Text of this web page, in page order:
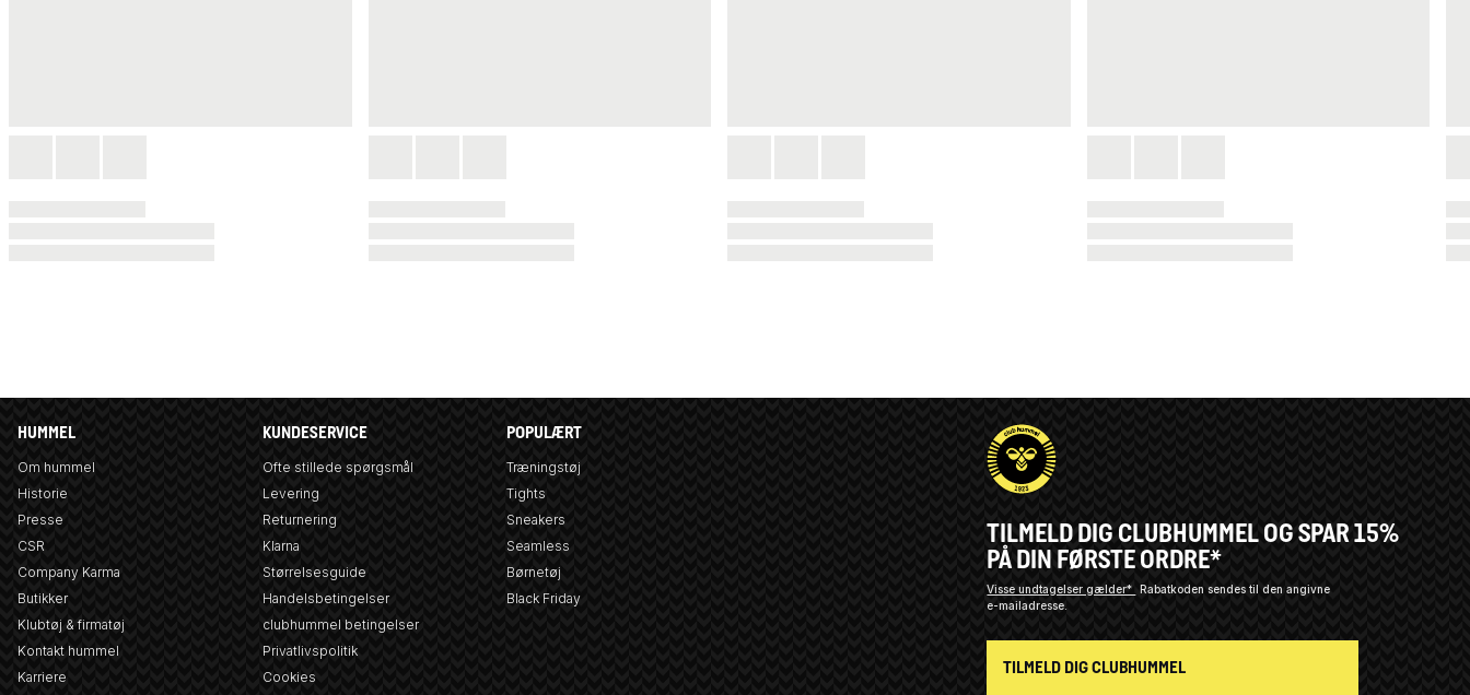
HUMMEL
Om hummel
Historie
Presse
CSR
Company Karma
Butikker
Klubtøj & firmatøj
Kontakt hummel
Karriere
KUNDESERVICE
Ofte stillede spørgsmål
Levering
Returnering
Klarna
Størrelsesguide
Handelsbetingelser
clubhummel betingelser
Privatlivspolitik
Cookies
POPULÆRT
Træningstøj
Tights
Sneakers
Seamless
Børnetøj
Black Friday
TILMELD DIG CLUBHUMMEL OG SPAR 15%
PÅ DIN FØRSTE ORDRE*
Visse undtagelser gælder*
Rabatkoden sendes til den angivne
e-mailadresse.
TILMELD DIG CLUBHUMMEL